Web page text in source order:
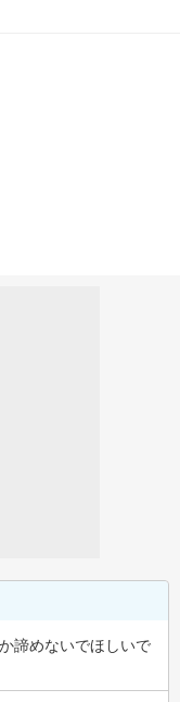
諦めないでほしいで